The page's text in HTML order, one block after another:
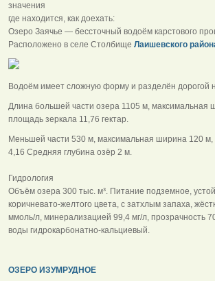
значения
где находится, как доехать:
Озеро Заячье — бессточный водоём карстового
Расположено в селе Столбище Лаишевского
Водоём имеет сложную форму и разделён дорогой
Длина большей части озера 1105 м, максимальная
площадь зеркала 11,76 гектар.
Меньшей части 530 м, максимальная ширина 120
4,16 Средняя глубина озёр 2 м.
Гидрология
Объём озера 300 тыс. м³. Питание подземное,
коричневато-желтого цвета, с затхлым запаха,
ммоль/л, минерализацией 99,4 мг/л, прозрачность
воды гидрокарбонатно-кальциевый.
ОЗЕРО ИЗУМРУДНОЕ